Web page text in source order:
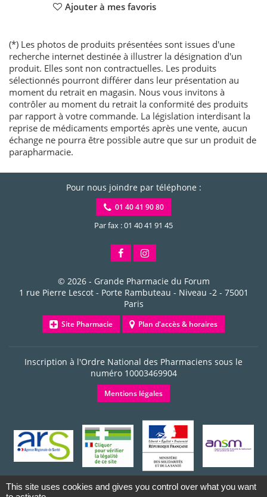
Ajouter à mes favoris
(*) Les photos de produits présentées sont issues d'une
recherche internet destinée à illustrer la désignation d'un
produit. Elles sont non contractuelles. Les produits
sélectionnés pourront différer dans leur présentation au
moment du retrait en magasin. Nous vous invitons à
contrôler au moment du retrait la conformité des produits
par rapport à votre commande. La législation interdisant la
reprise de médicaments emportés après une vente, aucun
échange ne pourra être possible autre que sur un produit de
parapharmacie.
Pour nous joindre par téléphone :
01 40 41 90 80
Par fax : 01 40 41 91 45
© 2026 - Grande Pharmacie du Forum
1 rue Pierre Lescot - Porte Rambuteau - Niveau -2- 75001
Paris
Site Pharmacie Plan d'accès & horaires
Inscription à l'Ordre National des Pharmaciens sous le
numéro 10003469904
Mentions légales
This site uses cookies and gives you control over what you want